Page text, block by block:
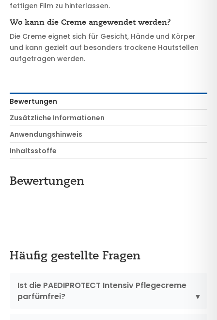
fettigen Film zu hinterlassen.
Wo kann die Creme angewendet werden?
Die Creme eignet sich für Gesicht, Hände und Körper
und kann gezielt auf besonders trockene Hautstellen
aufgetragen werden.
Bewertungen
Zusätzliche Informationen
Anwendungshinweis
Inhaltsstoffe
Bewertungen
Häufig gestellte Fragen
Ist die PAEDIPROTECT Intensiv Pflegecreme
parfümfrei?